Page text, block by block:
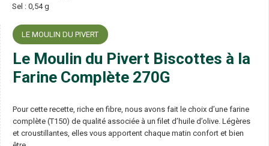
Sel : 0,54 g
LE MOULIN DU PIVERT
Le Moulin du Pivert Biscottes à la
Farine Complète 270G
Pour cette recette, riche en fibre, nous avons fait le choix d’une farine
complète (T150) de qualité associée à un filet d’huile d’olive. Légères
et croustillantes, elles vous apportent chaque matin confort et bien